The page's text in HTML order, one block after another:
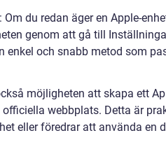
du redan äger en Apple-
genom att gå till
enkel och snabb metod som
möjligheten att skapa ett
webbplats. Detta är
eller föredrar att använda en